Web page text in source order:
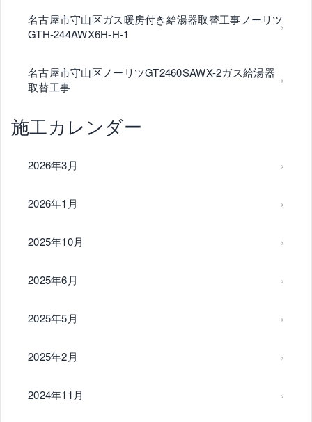
名古屋市守山区ガス暖房付き給湯器取替工事ノーリツ
GTH-244AWX6H-H-1
名古屋市守山区ノーリツGT2460SAWX-2ガス給湯器
取替工事
施工カレンダー
2026年3月
2026年1月
2025年10月
2025年6月
2025年5月
2025年2月
2024年11月